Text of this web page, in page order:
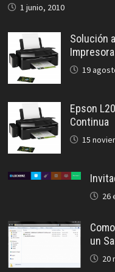
1 junio, 2010
Solución
19
Epson
Continua
15
26
un
20